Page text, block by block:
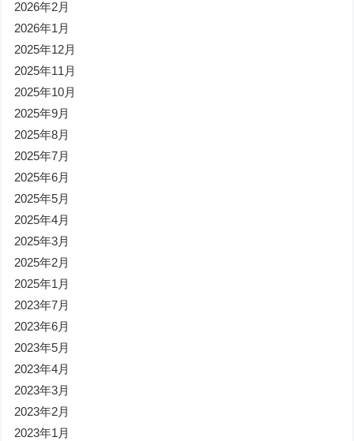
2026年2月
2026年1月
2025年12月
2025年11月
2025年10月
2025年9月
2025年8月
2025年7月
2025年6月
2025年5月
2025年4月
2025年3月
2025年2月
2025年1月
2023年7月
2023年6月
2023年5月
2023年4月
2023年3月
2023年2月
2023年1月